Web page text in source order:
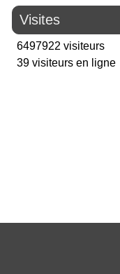
Visites
6497922 visiteurs
39 visiteurs en ligne